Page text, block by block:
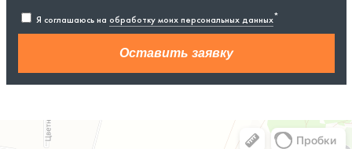
Я соглашаюсь на обработку моих персональных данных*
Яндекс.Карты
Яндекс.Карты — поиск мест и адресов, городской транспорт